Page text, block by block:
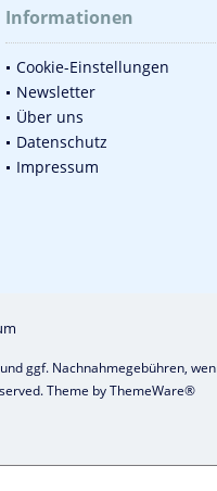
Informationen
Cookie-Einstellungen
Newsletter
Über uns
Datenschutz
Impressum
und ggf. Nachnahmegebühren,
Theme byThemeWare®